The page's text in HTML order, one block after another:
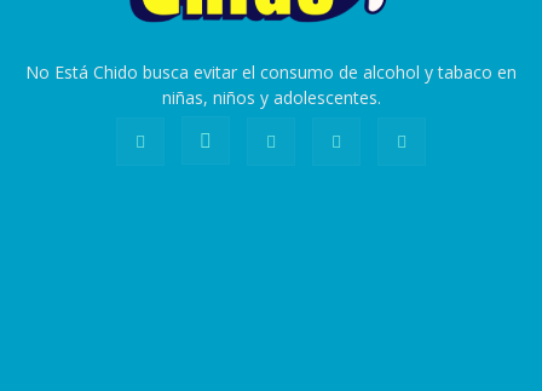
No Está Chido busca evitar el consumo de alcohol y tabaco en
niñas, niños y adolescentes.